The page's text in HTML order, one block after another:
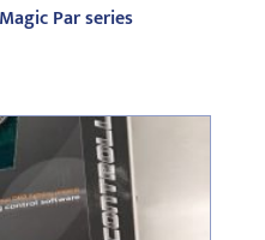
Par series